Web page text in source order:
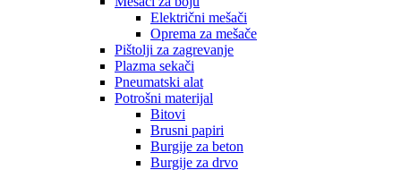
Električni mešači
Oprema za mešače
Pištolji za zagrevanje
Plazma sekači
Pneumatski alat
Potrošni materijal
Bitovi
Brusni papiri
Burgije za beton
Burgije za drvo